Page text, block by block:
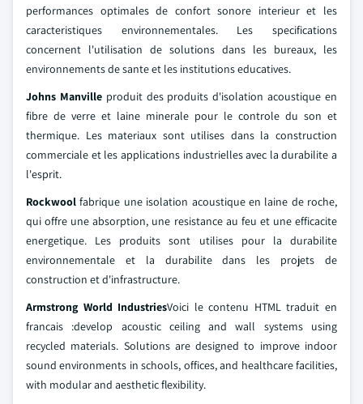
performances optimales de confort sonore interieur et les
caracteristiques environnementales. Les specifications
concernent l'utilisation de solutions dans les bureaux, les
environnements de sante et les institutions educatives.
Johns Manvilleproduit des produits d'isolation acoustique en
fibre de verre et laine minerale pour le controle du son et
thermique. Les materiaux sont utilises dans la construction
commerciale et les applications industrielles avec la durabilite a
l'esprit.
Rockwool fabrique une isolation acoustique en laine de roche,
qui offre une absorption, une resistance au feu et une efficacite
energetique. Les produits sont utilises pour la durabilite
environnementale et la durabilite dans les projets de
construction et d'infrastructure.
Armstrong World IndustriesVoici le contenu HTML traduit en
francais :develop acoustic ceiling and wall systems using
recycled materials. Solutions are designed to improve indoor
sound environments in schools, offices, and healthcare facilities,
with modular and aesthetic flexibility.